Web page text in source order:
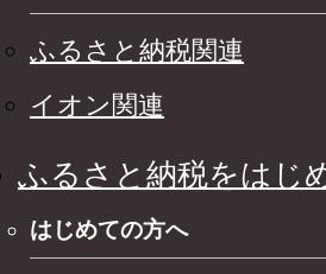
ふるさと納税関連
イオン関連
ふるさと納税をはじ
はじめての方へ